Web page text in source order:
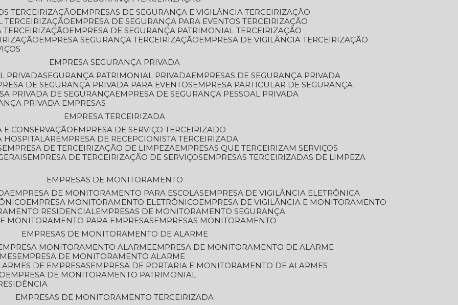
TERCEIRIZAÇÃO
EMPRESAS DE SEGURANÇA E VIGILÂNCIA TERCEIRIZAÇÃO
TERCEIRIZAÇÃO
EMPRESA DE SEGURANÇA PARA EVENTOS TERCEIRIZAÇÃO
TERCEIRIZAÇÃO
EMPRESA DE SEGURANÇA PATRIMONIAL TERCEIRIZAÇÃO
EMPRESA SEGURANÇA TERCEIRIZAÇÃO
EMPRESA DE VIGILÂNCIA TERCEIRIZAÇÃO
EMPRESA SEGURANÇA PRIVADA
PRIVADA SEGURANÇA PATRIMONIAL PRIVADA
EMPRESAS DE SEGURANÇA PRIVADA
DE SEGURANÇA PRIVADA PARA EVENTOS
EMPRESA PARTICULAR DE SEGURANÇA
PRIVADA DE SEGURANÇA
EMPRESA DE SEGURANÇA PESSOAL PRIVADA
PRIVADA EMPRESAS
EMPRESA TERCEIRIZADA
E CONSERVAÇÃO
EMPRESA DE SERVIÇO TERCEIRIZADO
HOSPITALAR
EMPRESA DE RECEPCIONISTA TERCEIRIZADA
EMPRESA DE TERCEIRIZAÇÃO DE LIMPEZA
EMPRESAS QUE TERCEIRIZAM SERVIÇOS
EMPRESA DE TERCEIRIZAÇÃO DE SERVIÇOS EMPRESAS TERCEIRIZADAS DE LIMPEZA
EMPRESAS DE MONITORAMENTO
EMPRESA DE MONITORAMENTO PARA ESCOLAS
EMPRESA DE VIGILÂNCIA ELETRÔNICA
EMPRESA MONITORAMENTO ELETRÔNICO
EMPRESA DE VIGILÂNCIA E MONITORAMENTO
RESIDENCIAL
EMPRESAS DE MONITORAMENTO SEGURANÇA
MONITORAMENTO PARA EMPRESAS
EMPRESAS MONITORAMENTO
EMPRESAS DE MONITORAMENTO DE ALARME
EMPRESA MONITORAMENTO ALARME
EMPRESA DE MONITORAMENTO DE ALARME
EMPRESA DE MONITORAMENTO ALARME
DE EMPRESAS
EMPRESA DE PORTARIA E MONITORAMENTO DE ALARMES
EMPRESA DE MONITORAMENTO PATRIMONIAL
EMPRESAS DE MONITORAMENTO TERCEIRIZADA